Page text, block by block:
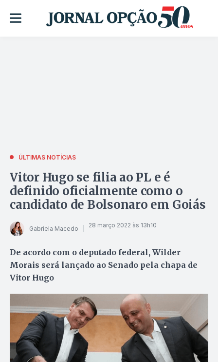
ÚLTIMAS NOTÍCIAS
Vitor Hugo se filia ao PL e é
definido oficialmente como o
candidato de Bolsonaro em Goiás
Gabriela Macedo 28 março 2022 às 13h10
De acordo com o deputado federal, Wilder
Morais será lançado ao Senado pela chapa de
Vitor Hugo